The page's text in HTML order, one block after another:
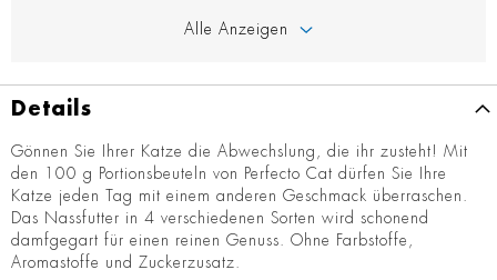
Alle Anzeigen
Details
Gönnen Sie Ihrer Katze die Abwechslung, die ihr zusteht! Mit
den 100 g Portionsbeuteln von Perfecto Cat dürfen Sie Ihre
Katze jeden Tag mit einem anderen Geschmack überraschen.
Das Nassfutter in 4 verschiedenen Sorten wird schonend
damfgegart für einen reinen Genuss. Ohne Farbstoffe,
Aromastoffe und Zuckerzusatz.